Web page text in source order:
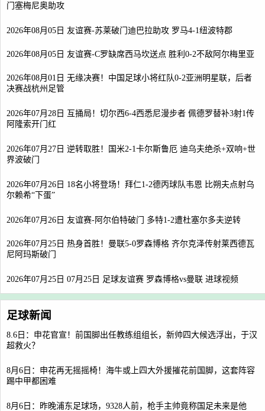
门塞梅尼奥助攻
2026年08月05日 友谊赛-苏莱破门迪巴拉助攻 罗马4-1纽波特郡
2026年08月05日 友谊赛-C罗缺席西马坎送点 胜利0-2不敌阿尔梅里亚
2026年08月01日 无缘决赛！中国足球小将红队0-2亚洲明星联，后者
决赛战杭州足管
2026年07月28日 互捅局！切尔西6-4西悉尼漫步者 佩德罗替补3射1传
阿隆索开门红
2026年07月27日 逆转取胜！国米2-1卡尔斯鲁厄 迪乌夫绝杀+双响+世
界波破门
2026年07月26日 18名小将登场！拜仁1-2德丙球队韦恩 比朔夫点射乌
尔赖希“下蛋”
2026年07月26日 友谊赛-阿尔伯特破门 多特1-2遭杜塞尔多夫逆转
2026年07月25日 热身首胜！曼联5-0罗森博格 齐尔克泽传射莱西德瓦
尼阿玛斯破门
2026年07月25日 07月25日 足球友谊赛 罗森博格vs曼联 进球视频
足球新闻
8.6日：申花官宣！前国脚出任教练组组长，新帅四大候选浮出，于汉
超救火？
8月6日：申花再无摇摇椅！海牛或上四大外援摧花前国脚，这套阵容
踢中甲都困难
8月6日：昨晚浦东足球场，9328人前，枪手主帅竟称国足未来是他